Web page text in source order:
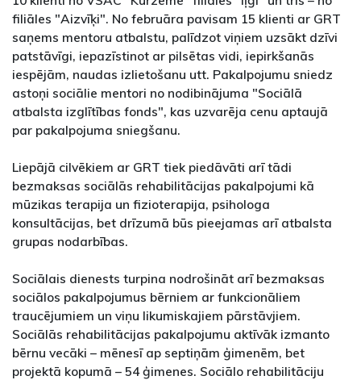
filiāles "Aizvīķi". No februāra pavisam 15 klienti ar GRT
saņems mentoru atbalstu, palīdzot viņiem uzsākt dzīvi
patstāvīgi, iepazīstinot ar pilsētas vidi, iepirkšanās
iespējām, naudas izlietošanu utt. Pakalpojumu sniedz
astoņi sociālie mentori no nodibinājuma "Sociālā
atbalsta izglītības fonds", kas uzvarēja cenu aptaujā
par pakalpojuma sniegšanu.
Liepājā cilvēkiem ar GRT tiek piedāvāti arī tādi
bezmaksas sociālās rehabilitācijas pakalpojumi kā
mūzikas terapija un fizioterapija, psihologa
konsultācijas, bet drīzumā būs pieejamas arī atbalsta
grupas nodarbības.
Sociālais dienests turpina nodrošināt arī bezmaksas
sociālos pakalpojumus bērniem ar funkcionāliem
traucējumiem un viņu likumiskajiem pārstāvjiem.
Sociālās rehabilitācijas pakalpojumu aktīvāk izmanto
bērnu vecāki – mēnesī ap septiņām ģimenēm, bet
projektā kopumā – 54 ģimenes. Sociālo rehabilitāciju